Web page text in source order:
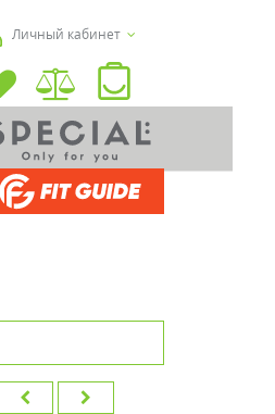
Личный кабинет